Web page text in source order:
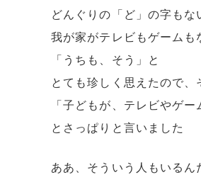
どんぐりの「ど」の字も
我が家がテレビもゲームも
「うちも、そう」と
とても珍しく思えたので、
「子どもが、テレビやゲ
とさっぱりと言いました
ああ、そういう人もいる